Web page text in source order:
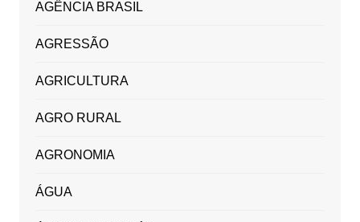
AGÊNCIA BRASIL
AGRESSÃO
AGRICULTURA
AGRO RURAL
AGRONOMIA
ÁGUA